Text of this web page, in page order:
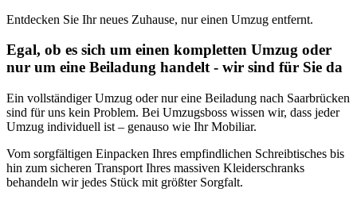
Entdecken Sie Ihr neues Zuhause, nur einen Umzug entfernt.
Egal, ob es sich um einen kompletten Umzug oder
nur um eine Beiladung handelt - wir sind für Sie da
Ein vollständiger Umzug oder nur eine Beiladung nach Saarbrücken
sind für uns kein Problem. Bei Umzugsboss wissen wir, dass jeder
Umzug individuell ist – genauso wie Ihr Mobiliar.
Vom sorgfältigen Einpacken Ihres empfindlichen Schreibtisches bis
hin zum sicheren Transport Ihres massiven Kleiderschranks
behandeln wir jedes Stück mit größter Sorgfalt.